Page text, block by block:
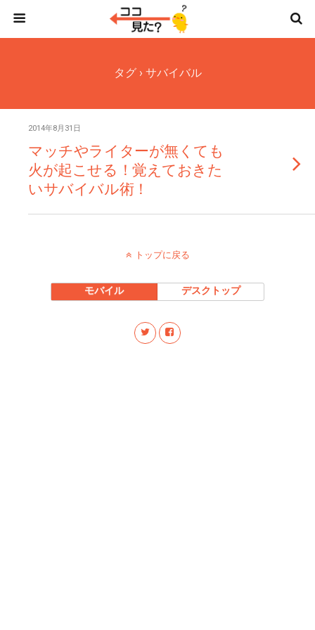
タグ › サバイバル
2014年8月31日
マッチやライターが無くても
火が起こせる！覚えておきた
いサバイバル術！
トップに戻る
モバイル デスクトップ